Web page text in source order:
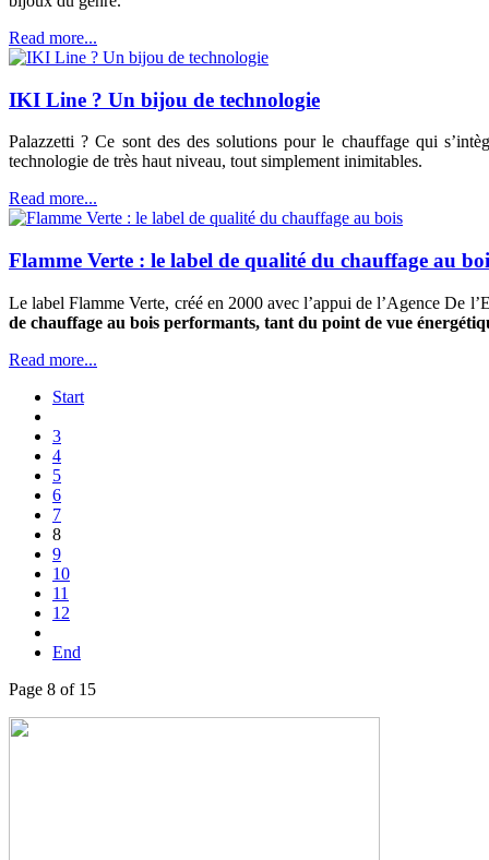
Read more...
IKI Line ? Un bijou de technologie
Palazzetti ? Ce sont des des solutions pour le chauffage qui
technologie de très haut niveau, tout simplement inimitables.
Read more...
Flamme Verte : le label de qualité du chauffage au
Le label Flamme Verte, créé en 2000 avec l’appui de l’Agence De
de chauffage au bois performants, tant du point de vue
Read more...
Start
3
4
5
6
7
8
9
10
11
12
End
Page 8 of 15